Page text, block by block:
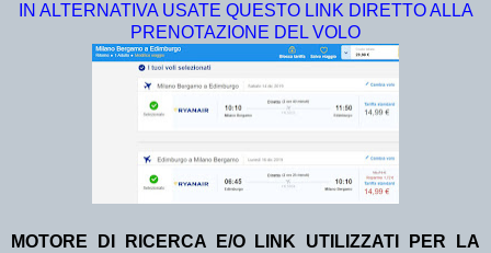
IN ALTERNATIVA USATE QUESTO LINK DIRETTO ALLA
PRENOTAZIONE DEL VOLO
MOTORE DI RICERCA E/O LINK UTILIZZATI PER LA